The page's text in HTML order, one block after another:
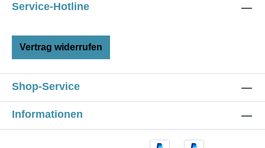
Service-Hotline
Vertrag widerrufen
Shop-Service
Informationen